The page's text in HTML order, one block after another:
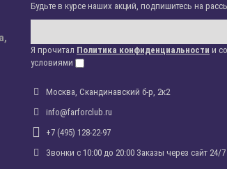
Будьте в курсе наших акций, подпишитесь на
Я прочитал Политика конфиденциальности и
условиями
Москва, Скандинавский б-р, 2к2
info@farforclub.ru
+7 (495) 128-22-97
Звонки c 10:00 до 20:00 Заказы через сайт 24/7